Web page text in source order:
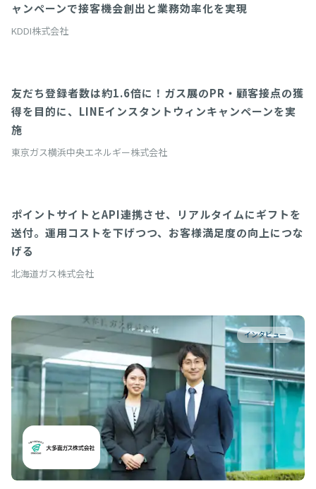
ャンペーンで接客機会創出と業務効率化を実現
KDDI株式会社
LINEインスタントウィン
友だち登録者数は約1.6倍に！ガス展のPR・顧客接点の獲
得を目的に、LINEインスタントウィンキャンペーンを実
施
東京ガス横浜中央エネルギー株式会社
giftee API
ポイントサイトとAPI連携させ、リアルタイムにギフトを
送付。運用コストを下げつつ、お客様満足度の向上につな
げる
北海道ガス株式会社
インタビュー